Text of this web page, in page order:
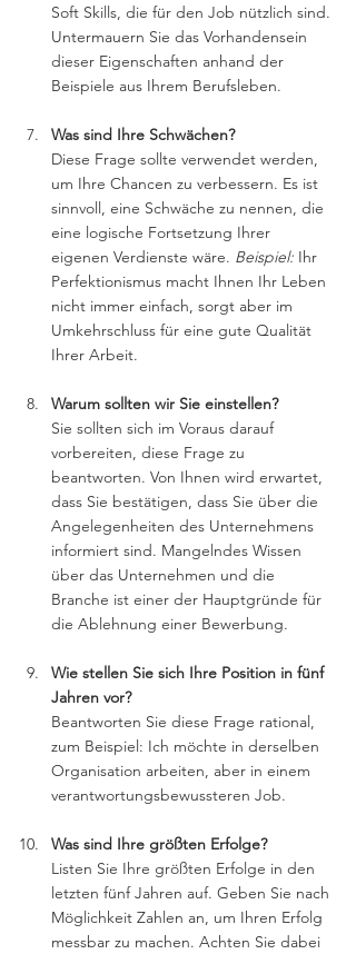
Soft Skills, die für den Job nützlich sind.
Untermauern Sie das Vorhandensein
dieser Eigenschaften anhand der
Beispiele aus Ihrem Berufsleben.
Was sind Ihre Schwächen?
Diese Frage sollte verwendet werden,
um Ihre Chancen zu verbessern. Es ist
sinnvoll, eine Schwäche zu nennen, die
eine logische Fortsetzung Ihrer
eigenen Verdienste wäre. Beispiel: Ihr
Perfektionismus macht Ihnen Ihr Leben
nicht immer einfach, sorgt aber im
Umkehrschluss für eine gute Qualität
Ihrer Arbeit.
Warum sollten wir Sie einstellen?
Sie sollten sich im Voraus darauf
vorbereiten, diese Frage zu
beantworten. Von Ihnen wird erwartet,
dass Sie bestätigen, dass Sie über die
Angelegenheiten des Unternehmens
informiert sind. Mangelndes Wissen
über das Unternehmen und die
Branche ist einer der Hauptgründe für
die Ablehnung einer Bewerbung.
Wie stellen Sie sich Ihre Position in fünf
Jahren vor?
Beantworten Sie diese Frage rational,
zum Beispiel: Ich möchte in derselben
Organisation arbeiten, aber in einem
verantwortungsbewussteren Job.
Was sind Ihre größten Erfolge?
Listen Sie Ihre größten Erfolge in den
letzten fünf Jahren auf. Geben Sie nach
Möglichkeit Zahlen an, um Ihren Erfolg
messbar zu machen. Achten Sie dabei